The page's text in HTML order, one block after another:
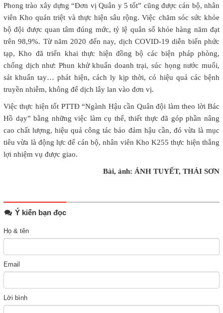
Phong trào xây dựng “Đơn vị Quân y 5 tốt” cũng được cán bộ, nhân
viên Kho quán triệt và thực hiện sâu rộng. Việc chăm sóc sức khỏe
bộ đội được quan tâm đúng mức, tỷ lệ quân số khỏe hàng năm đạt
trên 98,9%. Từ năm 2020 đến nay, dịch COVID-19 diễn biến phức
tạp, Kho đã triển khai thực hiện đồng bộ các biện pháp phòng,
chống dịch như: Phun khử khuẩn doanh trại, súc họng nước muối,
sát khuẩn tay… phát hiện, cách ly kịp thời, có hiệu quả các bệnh
truyền nhiễm, không để dịch lây lan vào đơn vị.
Việc thực hiện tốt PTTĐ “Ngành Hậu cần Quân đội làm theo lời Bác
Hồ dạy” bằng những việc làm cụ thể, thiết thực đã góp phần nâng
cao chất lượng, hiệu quả công tác bảo đảm hậu cần, đó vừa là mục
tiêu vừa là động lực để cán bộ, nhân viên Kho K255 thực hiện thắng
lợi nhiệm vụ được giao.
Bài, ảnh: ÁNH TUYẾT, THÁI SƠN
Ý kiến bạn đọc
Họ & tên
Email
Lời bình